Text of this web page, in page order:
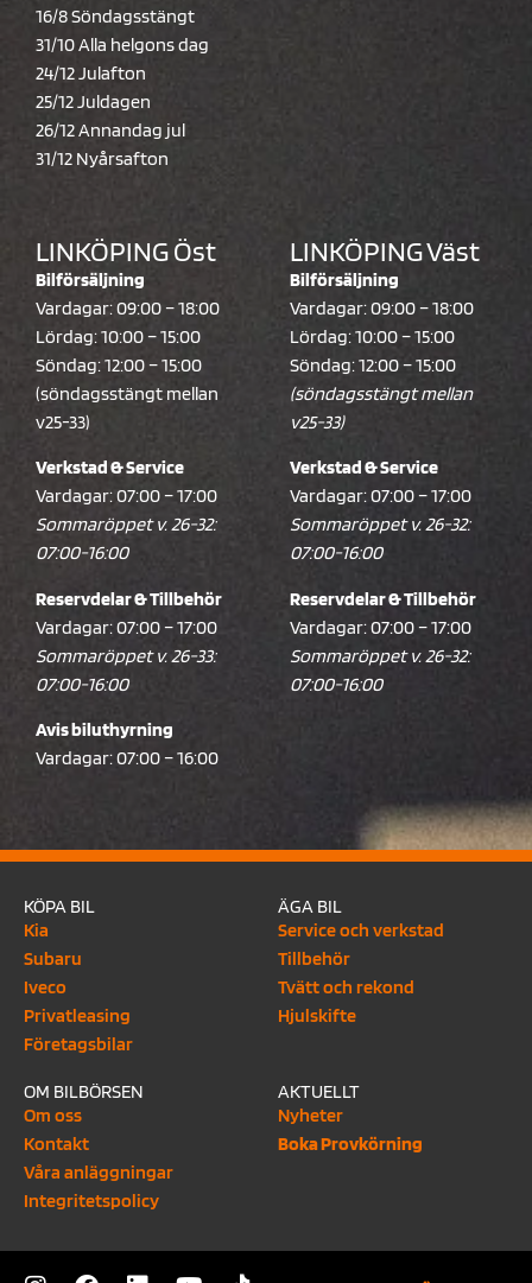
16/8 Söndagsstängt
31/10 Alla helgons dag
24/12 Julafton
25/12 Juldagen
26/12 Annandag jul
31/12 Nyårsafton
LINKÖPING Öst
Bilförsäljning
Vardagar: 09:00 – 18:00
Lördag: 10:00 – 15:00
Söndag: 12:00 – 15:00
(söndagsstängt mellan
v25-33)
Verkstad & Service
Vardagar: 07:00 – 17:00
Sommaröppet v. 26-32:
07:00-16:00
Reservdelar & Tillbehör
Vardagar: 07:00 – 17:00
Sommaröppet v. 26-33:
07:00-16:00
Avis biluthyrning
Vardagar: 07:00 – 16:00
LINKÖPING Väst
Bilförsäljning
Vardagar: 09:00 – 18:00
Lördag: 10:00 – 15:00
Söndag: 12:00 – 15:00
(söndagsstängt mellan
v25-33)
Verkstad & Service
Vardagar: 07:00 – 17:00
Sommaröppet v. 26-32:
07:00-16:00
Reservdelar & Tillbehör
Vardagar: 07:00 – 17:00
Sommaröppet v. 26-32:
07:00-16:00
KÖPA BIL
Kia
Subaru
Iveco
Privatleasing
Företagsbilar
ÄGA BIL
Service och verkstad
Tillbehör
Tvätt och rekond
Hjulskifte
OM BILBÖRSEN
Om oss
Kontakt
Våra anläggningar
Integritetspolicy
AKTUELLT
Nyheter
Boka Provkörning